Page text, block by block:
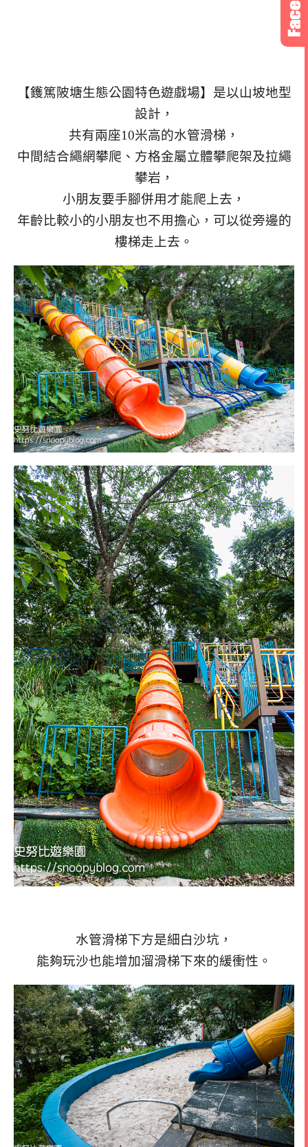
【鑊篤陂塘生態公園特色遊戲場】是以山坡地型
設計，
共有兩座10米高的水管滑梯，
中間結合繩網攀爬、方格金屬立體攀爬架及拉繩
攀岩，
小朋友要手腳併用才能爬上去，
年齡比較小的小朋友也不用擔心，可以從旁邊的
樓梯走上去。
水管滑梯下方是細白沙坑，
能夠玩沙也能增加溜滑梯下來的緩衝性。